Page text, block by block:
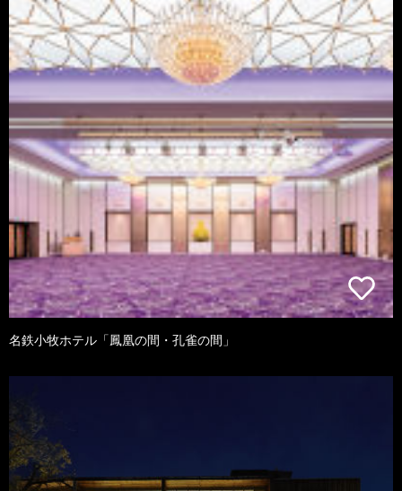
名鉄小牧ホテル「鳳凰の間・孔雀の間」